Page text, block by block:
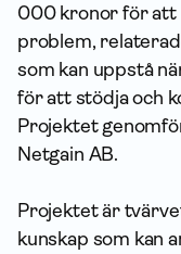
000 kronor för att
problem,
som kan uppstå
för att stödja och
Projektet
Netgain AB.
Projektet är
kunskap som kan